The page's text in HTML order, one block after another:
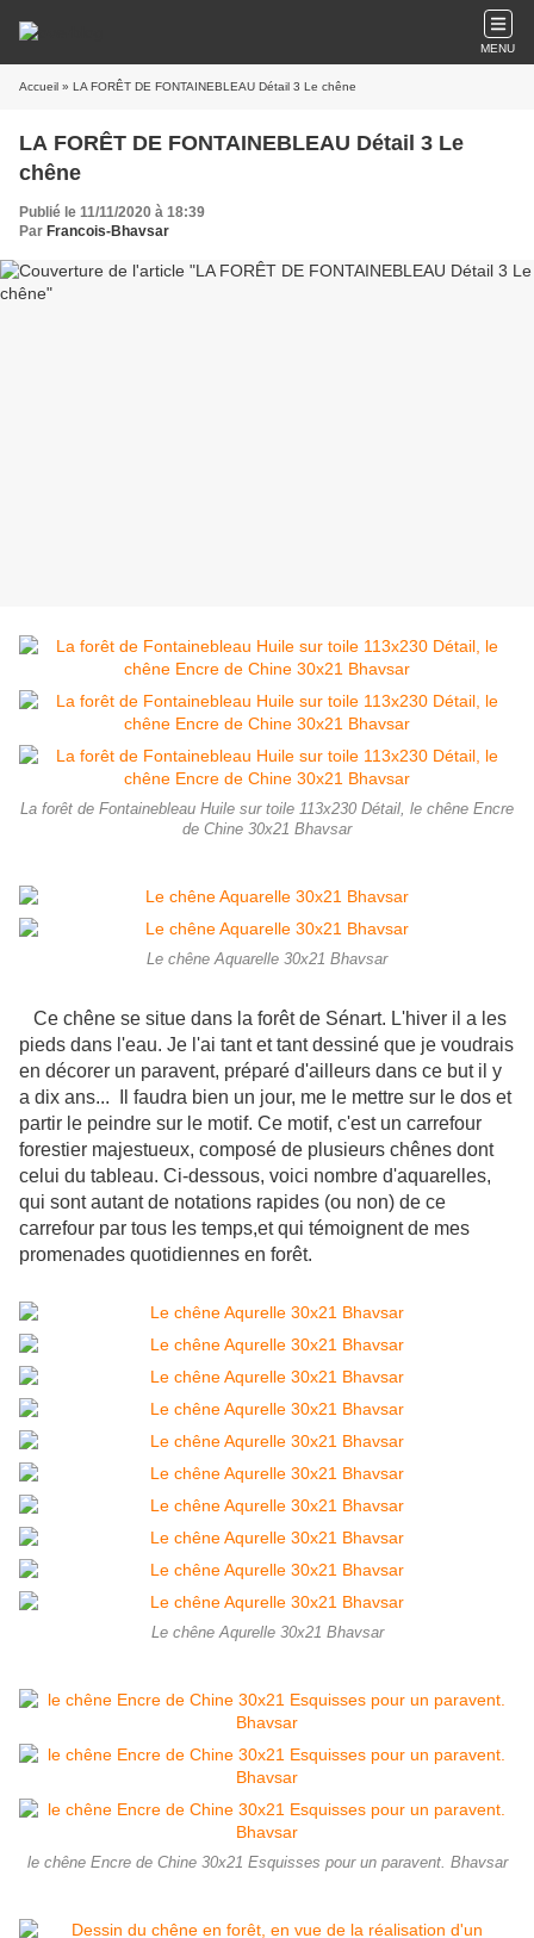
MENU
Accueil » LA FORÊT DE FONTAINEBLEAU Détail 3 Le chêne
LA FORÊT DE FONTAINEBLEAU Détail 3 Le
chêne
Publié le 11/11/2020 à 18:39
Par Francois-Bhavsar
La forêt de Fontainebleau Huile sur toile 113x230 Détail, le chêne Encre
de Chine 30x21 Bhavsar
Le chêne Aquarelle 30x21 Bhavsar
Ce chêne se situe dans la forêt de Sénart. L'hiver il a les
pieds dans l'eau. Je l'ai tant et tant dessiné que je voudrais
en décorer un paravent, préparé d'ailleurs dans ce but il y
a dix ans... Il faudra bien un jour, me le mettre sur le dos et
partir le peindre sur le motif. Ce motif, c'est un carrefour
forestier majestueux, composé de plusieurs chênes dont
celui du tableau. Ci-dessous, voici nombre d'aquarelles,
qui sont autant de notations rapides (ou non) de ce
carrefour par tous les temps,et qui témoignent de mes
promenades quotidiennes en forêt.
Le chêne Aqurelle 30x21 Bhavsar
le chêne Encre de Chine 30x21 Esquisses pour un paravent. Bhavsar